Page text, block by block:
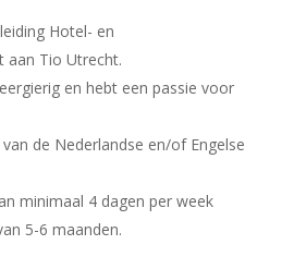
Hotel- en
aan Tio Utrecht.
en hebt een passie voor
de Nederlandse en/of Engelse
minimaal 4 dagen per week
5-6 maanden.